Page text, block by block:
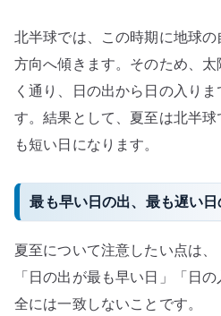
北半球では、この時期に地球
方向へ傾きます。そのため、
く通り、日の出から日の入り
す。結果として、夏至は北半
も短い日になります。
最も早い日の出、最も遅い
夏至について注意したい点は
「日の出が最も早い日」「日
全には一致しないことです。